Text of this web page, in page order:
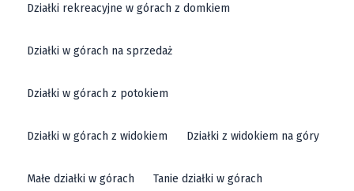
Działki rekreacyjne w górach z domkiem
Działki w górach na sprzedaż
Działki w górach z potokiem
Działki w górach z widokiem Działki z widokiem na góry
Małe działki w górach Tanie działki w górach